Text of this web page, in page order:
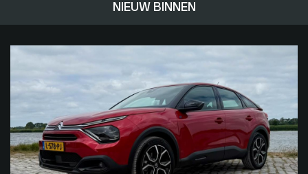
NIEUW BINNEN